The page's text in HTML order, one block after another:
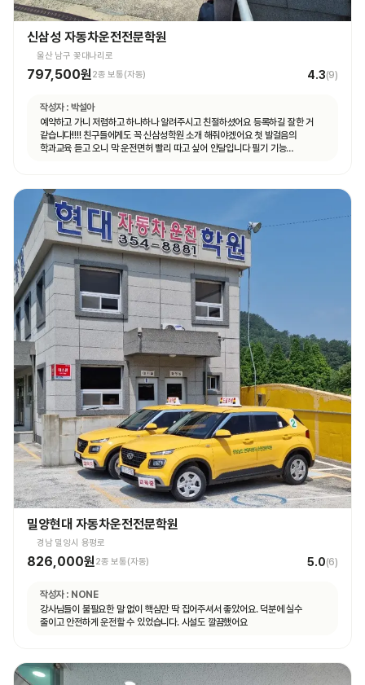
신삼성 자동차운전전문학원
울산 남구 꽃대나리로
797,500원 2종 보통(자동) 4.3(9)
작성자 : 박설아
예약하고 가니 저렴하고 하나하나 알려주시고 친절하셨어요 등록하길 잘한 거
같습니다!!!! 친구들에게도 꼭 신삼성학원 소개 해줘야겠어요 첫 발걸음의
학과교육 듣고 오니 막 운전면허 빨리 따고 싶어 안달입니다 필기 기능
밀양현대 자동차운전전문학원
경남 밀양시 용평로
826,000원 2종 보통(자동) 5.0(6)
작성자 : NONE
강사님들이 불필요한 말 없이 핵심만 딱 집어주셔서 좋았어요. 덕분에 실수
줄이고 안전하게 운전할 수 있었습니다. 시설도 깔끔했어요